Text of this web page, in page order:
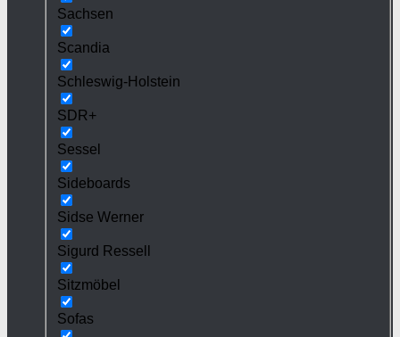
Sachsen
Scandia
Schleswig-Holstein
SDR+
Sessel
Sideboards
Sidse Werner
Sigurd Ressell
Sitzmöbel
Sofas